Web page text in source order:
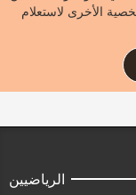
الأخرى لاستعلام
الرياضيين